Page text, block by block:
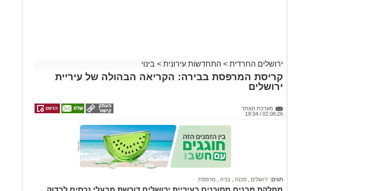
ירושלים החרדית > התחדשות עירונית > בינוי
קריסת המרפסת בבירה: הקריאה הבהולה של עיריית
ירושלים
מערכת האתר
02.08.26 / 19:34
תגים: ירושלים סכנה בניה מרפסת